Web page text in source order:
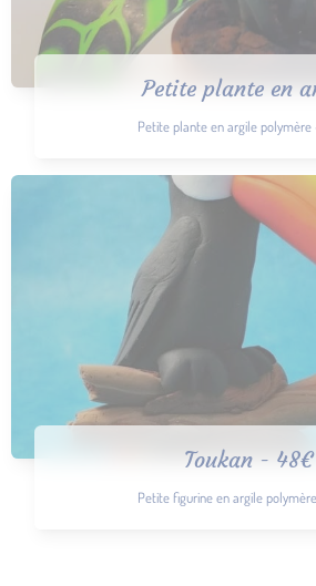
Petite plante en
Petite plante en argile polymère
Toukan - 48€
Petite figurine en argile